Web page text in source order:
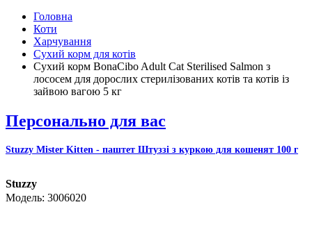
Головна
Коти
Харчування
Сухий корм для котів
Сухий корм BonaCibo Adult Cat Sterilised Salmon з
лососем для дорослих стерилізованих котів та котів із
зайвою вагою 5 кг
Персонально для вас
Stuzzy Mister Kitten - паштет Штуззі з куркою для кошенят 100 г
Stuzzy
3006020